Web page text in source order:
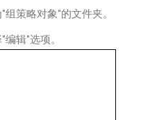
策略对象"的文件夹。
辑"选项。